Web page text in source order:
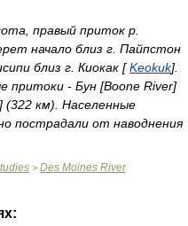
правый приток р.
начало близ г. Пайпстон
близ г. Киокак [Keokuk].
притоки - Бун [Boone River]
] (322 км). Населенные
пострадали от наводнения
> Des Moines River